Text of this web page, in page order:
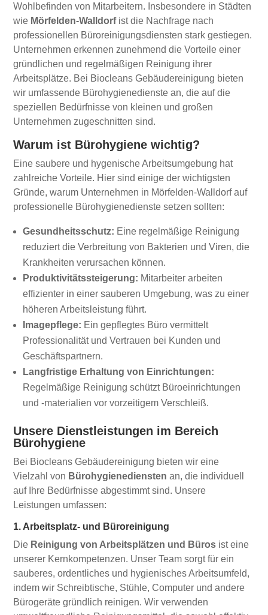
Wohlbefinden von Mitarbeitern. Insbesondere in Städten
wie Mörfelden-Walldorfist die Nachfrage nach
professionellen Büroreinigungsdiensten stark gestiegen.
Unternehmen erkennen zunehmend die Vorteile einer
gründlichen und regelmäßigen Reinigung ihrer
Arbeitsplätze. Bei Biocleans Gebäudereinigung bieten
wir umfassende Bürohygienedienste an, die auf die
speziellen Bedürfnisse von kleinen und großen
Unternehmen zugeschnitten sind.
Warum ist Bürohygiene wichtig?
Eine saubere und hygenische Arbeitsumgebung hat
zahlreiche Vorteile. Hier sind einige der wichtigsten
Gründe, warum Unternehmen in Mörfelden-Walldorf auf
professionelle Bürohygienedienste setzen sollten:
Gesundheitsschutz: Eine regelmäßige Reinigung
reduziert die Verbreitung von Bakterien und Viren, die
Krankheiten verursachen können.
Produktivitätssteigerung: Mitarbeiter arbeiten
effizienter in einer sauberen Umgebung, was zu einer
höheren Arbeitsleistung führt.
Imagepflege: Ein gepflegtes Büro vermittelt
Professionalität und Vertrauen bei Kunden und
Geschäftspartnern.
Langfristige Erhaltung von Einrichtungen:
Regelmäßige Reinigung schützt Büroeinrichtungen
und -materialien vor vorzeitigem Verschleiß.
Unsere Dienstleistungen im Bereich
Bürohygiene
Bei Biocleans Gebäudereinigung bieten wir eine
Vielzahl von Bürohygienediensten an, die individuell
auf Ihre Bedürfnisse abgestimmt sind. Unsere
Leistungen umfassen:
1. Arbeitsplatz- und Büroreinigung
Die Reinigung von Arbeitsplätzen und Büros ist eine
unserer Kernkompetenzen. Unser Team sorgt für ein
sauberes, ordentliches und hygienisches Arbeitsumfeld,
indem wir Schreibtische, Stühle, Computer und andere
Bürogeräte gründlich reinigen. Wir verwenden